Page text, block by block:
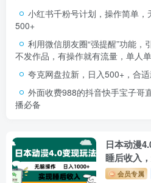
小红书千粉号计划，操作简单，
500+
利用微信朋友圈“强提醒”功能，
不发作品，有操作就有流量，单人
夸克网盘拉新，日入500+，合
外面收费988的抖音快手宝子哥
播必备
日本动漫
睡后收入
会员专属